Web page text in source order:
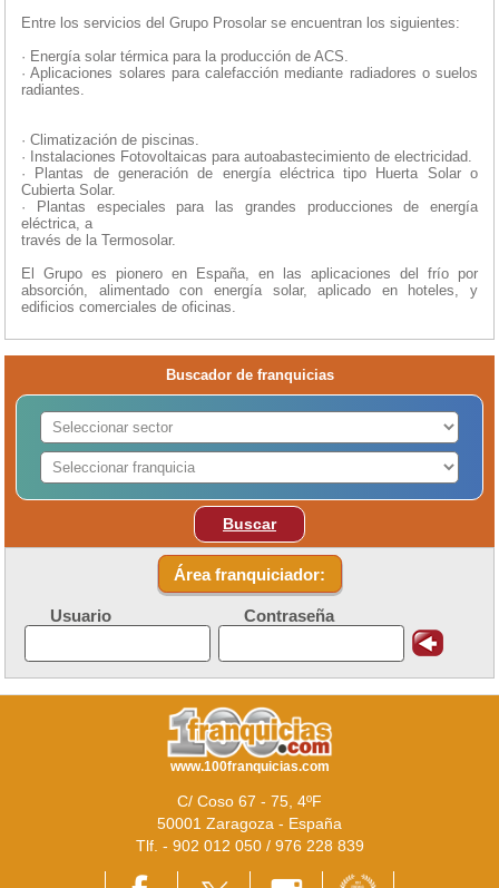
Entre los servicios del Grupo Prosolar se encuentran los siguientes:
· Energía solar térmica para la producción de ACS.
· Aplicaciones solares para calefacción mediante radiadores o suelos
radiantes.
· Climatización de piscinas.
· Instalaciones Fotovoltaicas para autoabastecimiento de electricidad.
· Plantas de generación de energía eléctrica tipo Huerta Solar o
Cubierta Solar.
· Plantas especiales para las grandes producciones de energía
eléctrica, a
través de la Termosolar.
El Grupo es pionero en España, en las aplicaciones del frío por
absorción, alimentado con energía solar, aplicado en hoteles, y
edificios comerciales de oficinas.
Buscador de franquicias
Buscar
Área franquiciador:
Usuario Contraseña
www.100franquicias.com
C/ Coso 67 - 75, 4ºF
50001 Zaragoza - España
Tlf. - 902 012 050 / 976 228 839